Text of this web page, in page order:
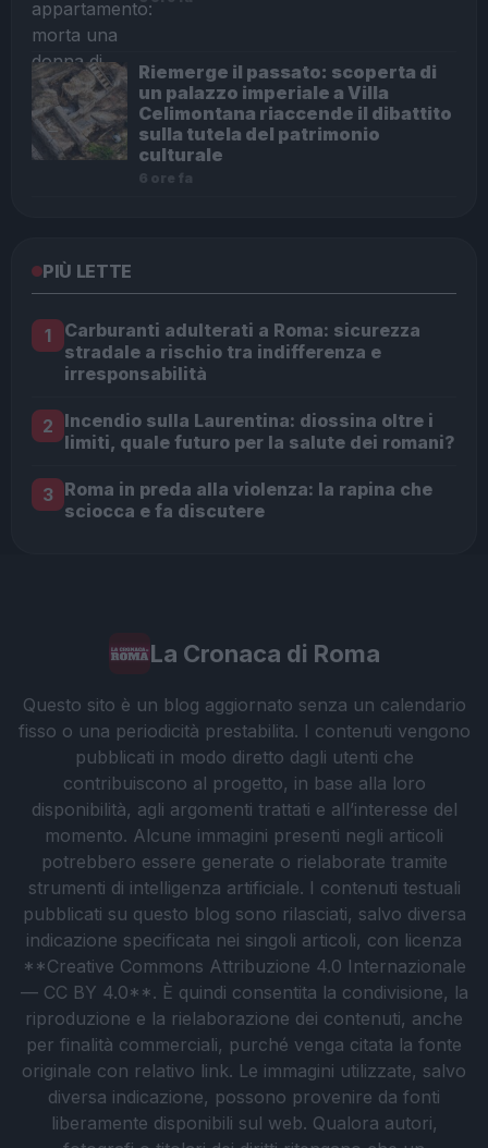
Riemerge il passato: scoperta di
un palazzo imperiale a Villa
Celimontana riaccende il dibattito
sulla tutela del patrimonio
culturale
6 ore fa
PIÙ LETTE
1
Carburanti adulterati a Roma: sicurezza
stradale a rischio tra indifferenza e
irresponsabilità
2 Incendio sulla Laurentina: diossina oltre i
limiti, quale futuro per la salute dei romani?
3 Roma in preda alla violenza: la rapina che
sciocca e fa discutere
La Cronaca di Roma
Questo sito è un blog aggiornato senza un calendario
fisso o una periodicità prestabilita. I contenuti vengono
pubblicati in modo diretto dagli utenti che
contribuiscono al progetto, in base alla loro
disponibilità, agli argomenti trattati e all’interesse del
momento. Alcune immagini presenti negli articoli
potrebbero essere generate o rielaborate tramite
strumenti di intelligenza artificiale. I contenuti testuali
pubblicati su questo blog sono rilasciati, salvo diversa
indicazione specificata nei singoli articoli, con licenza
**Creative Commons Attribuzione 4.0 Internazionale
— CC BY 4.0**. È quindi consentita la condivisione, la
riproduzione e la rielaborazione dei contenuti, anche
per finalità commerciali, purché venga citata la fonte
originale con relativo link. Le immagini utilizzate, salvo
diversa indicazione, possono provenire da fonti
liberamente disponibili sul web. Qualora autori,